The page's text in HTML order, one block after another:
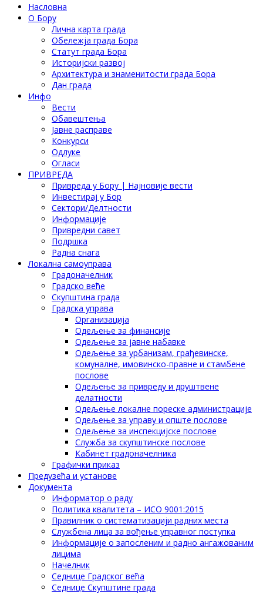
Насловна
О Бору
Лична карта града
Обележја града Бора
Статут града Бора
Историјски развој
Архитектура и знаменитости града Бора
Дан града
Инфо
Вести
Обавештења
Јавне расправе
Конкурси
Одлуке
Огласи
ПРИВРЕДА
Привреда у Бору | Најновије вести
Инвестирај у Бор
Сектори/Делтности
Информације
Привредни савет
Подршка
Радна снага
Локална самоуправа
Градоначелник
Градско веће
Скупштина града
Градска управа
Организација
Одељење за финансије
Одељење за јавне набавке
Одељење за урбанизам, грађевинске,
комуналне, имовинско-правне и стамбене
послове
Одељење за привреду и друштвене
делатности
Одељење локалне пореске администрације
Одељење за управу и опште послове
Одељење за инспекцијске послове
Служба за скупштинске послове
Кабинет градоначелника
Графички приказ
Предузећа и установе
Документа
Информатор о раду
Политика квалитета – ИСО 9001:2015
Правилник о систематизацији радних места
Службена лица за вођење управног поступка
Информације о запосленим и радно ангажованим
лицима
Начелник
Седнице Градског већа
Седнице Скупштине града